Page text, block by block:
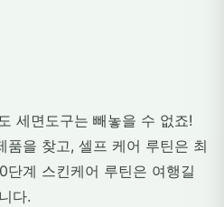
세면도구는 빼놓을 수 없죠!
품을 찾고, 셀프 케어 루틴은 최
단계 스킨케어 루틴은 여행길
다.